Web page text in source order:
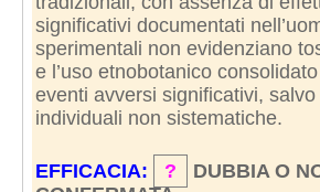
significativi documentati
sperimentali non evidenziano
e l’uso etnobotanico
eventi avversi significativi,
individuali non sistematiche.
EFFICACIA: ?
DUBBIA O